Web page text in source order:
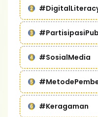
#SosialMedia
#Keragaman